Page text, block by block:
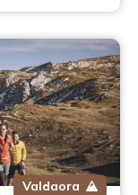
Valdaora